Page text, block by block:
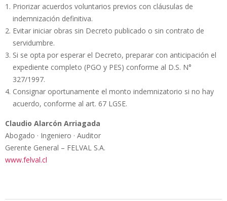
Priorizar acuerdos voluntarios previos con cláusulas de
indemnización definitiva.
Evitar iniciar obras sin Decreto publicado o sin contrato de
servidumbre.
Si se opta por esperar el Decreto, preparar con anticipación el
expediente completo (PGO y PES) conforme al D.S. N°
327/1997.
Consignar oportunamente el monto indemnizatorio si no hay
acuerdo, conforme al art. 67 LGSE.
Claudio Alarcón Arriagada
Abogado · Ingeniero · Auditor
Gerente General – FELVAL S.A.
www.felval.cl